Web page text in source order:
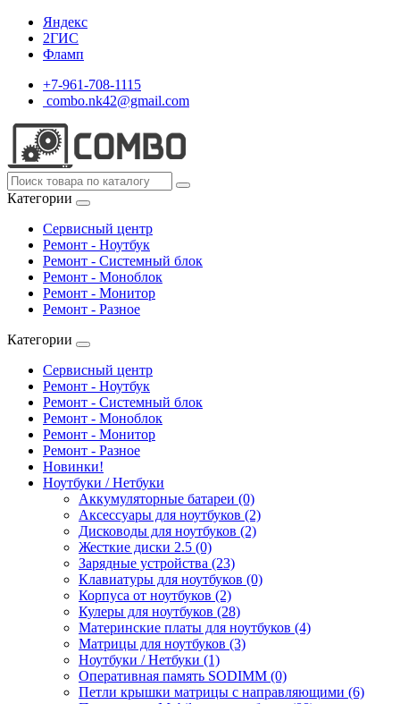
Яндекс
2ГИС
Фламп
+7-961-708-1115
combo.nk42@gmail.com
Категории
Сервисный центр
Ремонт - Ноутбук
Ремонт - Системный блок
Ремонт - Моноблок
Ремонт - Монитор
Ремонт - Разное
Категории
Сервисный центр
Ремонт - Ноутбук
Ремонт - Системный блок
Ремонт - Моноблок
Ремонт - Монитор
Ремонт - Разное
Новинки!
Ноутбуки / Нетбуки
Аккумуляторные батареи (0)
Аксессуары для ноутбуков (2)
Дисководы для ноутбуков (2)
Жесткие диски 2.5 (0)
Зарядные устройства (23)
Клавиатуры для ноутбуков (0)
Корпуса от ноутбуков (2)
Кулеры для ноутбуков (28)
Материнские платы для ноутбуков (4)
Матрицы для ноутбуков (3)
Ноутбуки / Нетбуки (1)
Оперативная память SODIMM (0)
Петли крышки матрицы с направляющими (6)